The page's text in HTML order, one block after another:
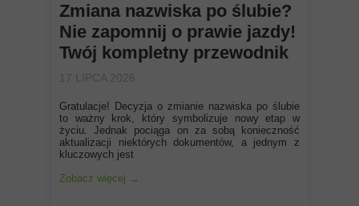
Zmiana nazwiska po ślubie?
Nie zapomnij o prawie jazdy!
Twój kompletny przewodnik
17 LIPCA 2026
Gratulacje! Decyzja o zmianie nazwiska po ślubie
to ważny krok, który symbolizuje nowy etap w
życiu. Jednak pociąga on za sobą konieczność
aktualizacji niektórych dokumentów, a jednym z
kluczowych jest
Zobacz więcej →